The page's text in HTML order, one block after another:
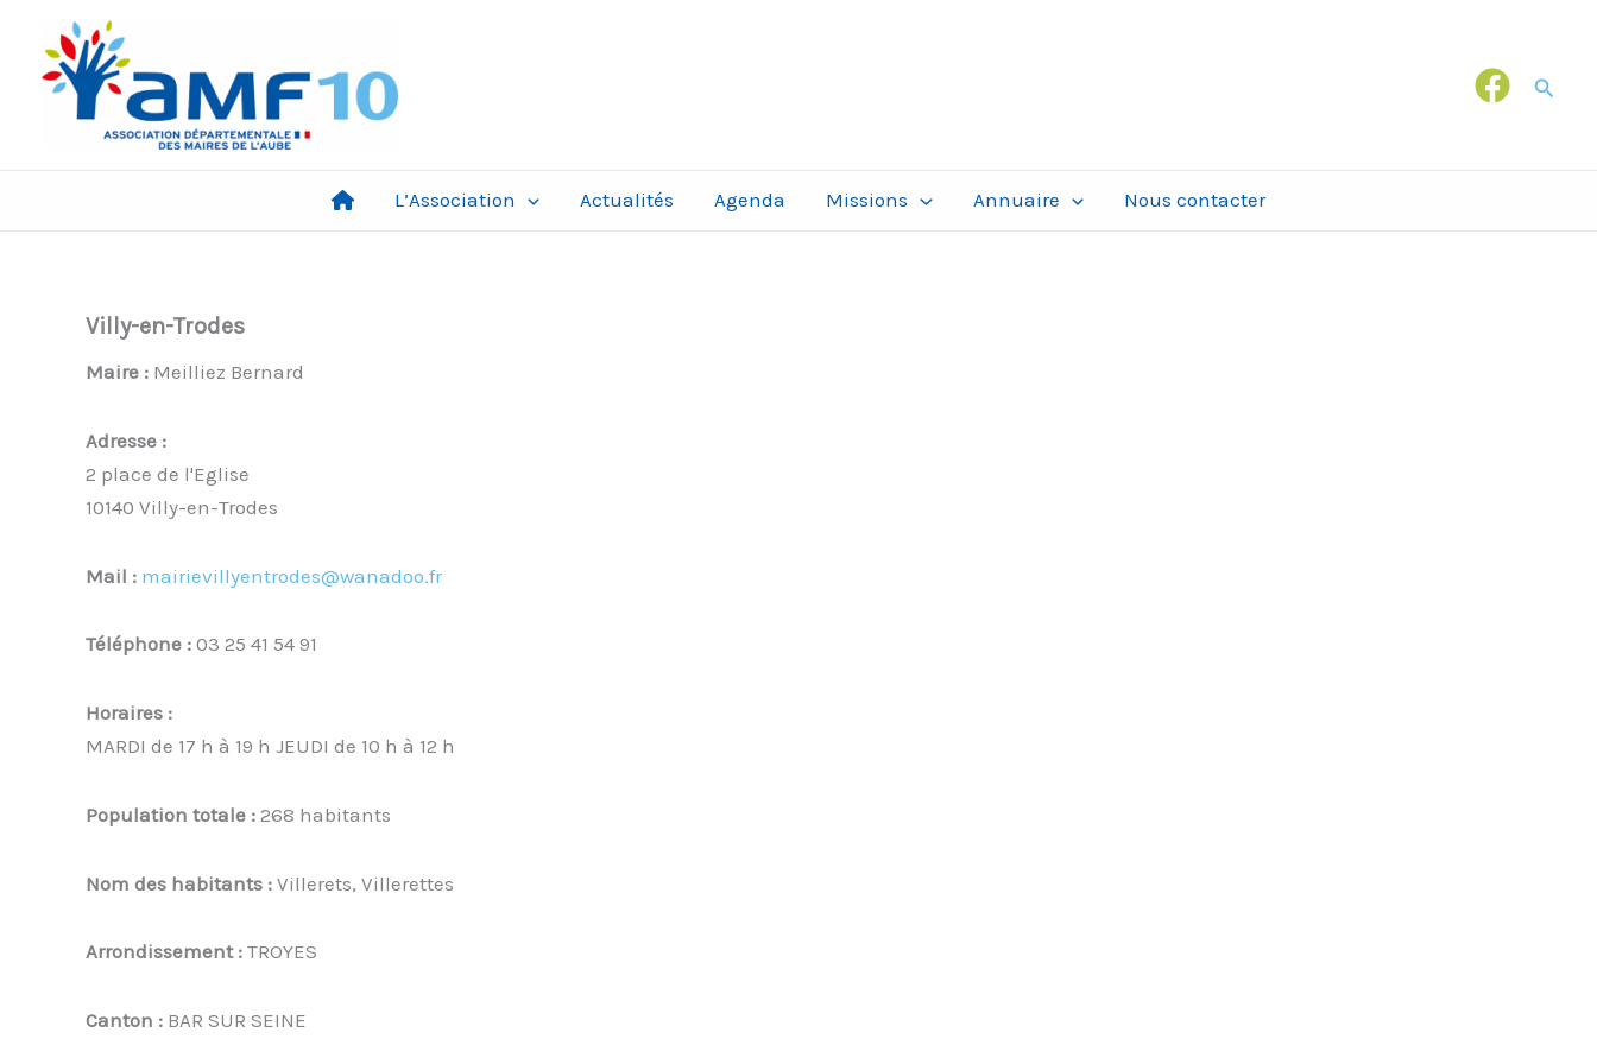
contenu
L’Association Actualités Agenda Missions Annuaire Nous contacter
Villy-en-Trodes
Maire : Meilliez Bernard
Adresse :
2 place de l'Eglise
10140 Villy-en-Trodes
Mail : mairievillyentrodes@wanadoo.fr
Téléphone : 03 25 41 54 91
Horaires :
MARDI de 17 h à 19 h JEUDI de 10 h à 12 h
Population totale : 268 habitants
Nom des habitants : Villerets, Villerettes
Arrondissement : TROYES
Canton : BAR SUR SEINE